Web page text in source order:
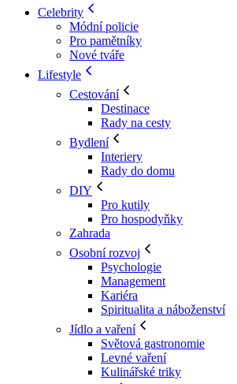
Celebrity
Módní policie
Pro pamětníky
Nové tváře
Lifestyle
Cestování
Destinace
Rady na cesty
Bydlení
Interiery
Rady do domu
DIY
Pro kutily
Pro hospodyňky
Zahrada
Osobní rozvoj
Psychologie
Management
Kariéra
Spiritualita a náboženství
Jídlo a vaření
Světová gastronomie
Levné vaření
Kulinářské triky